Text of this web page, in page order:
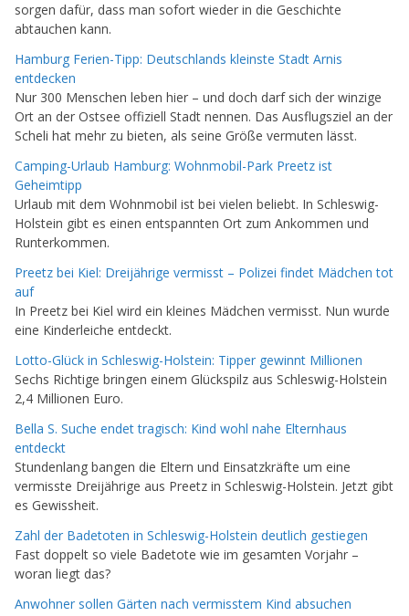
sorgen dafür, dass man sofort wieder in die Geschichte
abtauchen kann.
Hamburg Ferien-Tipp: Deutschlands kleinste Stadt Arnis
entdecken
Nur 300 Menschen leben hier – und doch darf sich der winzige
Ort an der Ostsee offiziell Stadt nennen. Das Ausflugsziel an der
Scheli hat mehr zu bieten, als seine Größe vermuten lässt.
Camping-Urlaub Hamburg: Wohnmobil-Park Preetz ist
Geheimtipp
Urlaub mit dem Wohnmobil ist bei vielen beliebt. In Schleswig-
Holstein gibt es einen entspannten Ort zum Ankommen und
Runterkommen.
Preetz bei Kiel: Dreijährige vermisst – Polizei findet Mädchen tot
auf
In Preetz bei Kiel wird ein kleines Mädchen vermisst. Nun wurde
eine Kinderleiche entdeckt.
Lotto-Glück in Schleswig-Holstein: Tipper gewinnt Millionen
Sechs Richtige bringen einem Glückspilz aus Schleswig-Holstein
2,4 Millionen Euro.
Bella S. Suche endet tragisch: Kind wohl nahe Elternhaus
entdeckt
Stundenlang bangen die Eltern und Einsatzkräfte um eine
vermisste Dreijährige aus Preetz in Schleswig-Holstein. Jetzt gibt
es Gewissheit.
Zahl der Badetoten in Schleswig-Holstein deutlich gestiegen
Fast doppelt so viele Badetote wie im gesamten Vorjahr –
woran liegt das?
Anwohner sollen Gärten nach vermisstem Kind absuchen